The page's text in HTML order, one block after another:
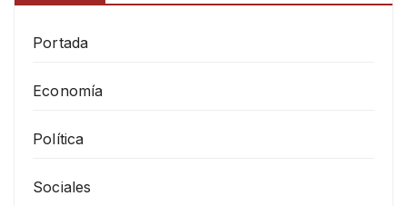
Portada
Economía
Política
Sociales